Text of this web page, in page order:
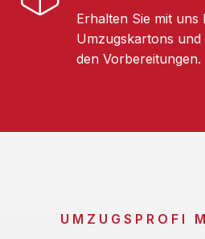
Erhalten Sie mit uns
Umzugskartons
den Vorbereitungen.
UMZUGSPROFI